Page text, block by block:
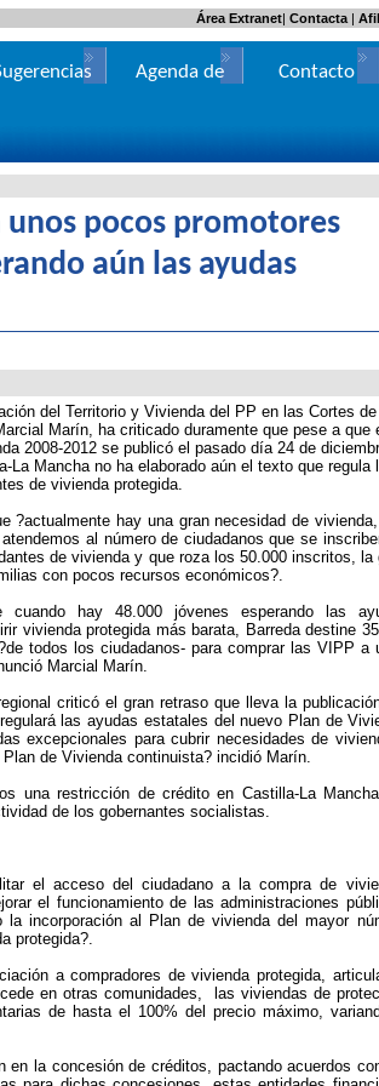
unos pocos promotores
aún las ayudas
del Territorio y Vivienda del PP en las Cortes de
Marín, ha criticado duramente que pese a que
2008-2012 se publicó el pasado día 24 de
La Mancha no ha elaborado aún el texto que regula
de vivienda protegida.
?actualmente hay una gran necesidad de
al número de ciudadanos que se
de vivienda y que roza los 50.000 inscritos, la
con pocos recursos económicos?.
cuando hay 48.000 jóvenes esperando las
vivienda protegida más barata, Barreda destine
todos los ciudadanos- para comprar las VIPP a
Marcial Marín.
criticó el gran retraso que lleva la
las ayudas estatales del nuevo Plan de
excepcionales para cubrir necesidades de
de Vivienda continuista? incidió Marín.
una restricción de crédito en Castilla-La
de los gobernantes socialistas.
el acceso del ciudadano a la compra de
el funcionamiento de las administraciones
incorporación al Plan de vivienda del mayor
protegida?.
a compradores de vivienda protegida,
en otras comunidades, las viviendas de
de hasta el 100% del precio máximo,
la concesión de créditos, pactando acuerdos
| Contacta|
Área Extranet
Agenda de
Contacto